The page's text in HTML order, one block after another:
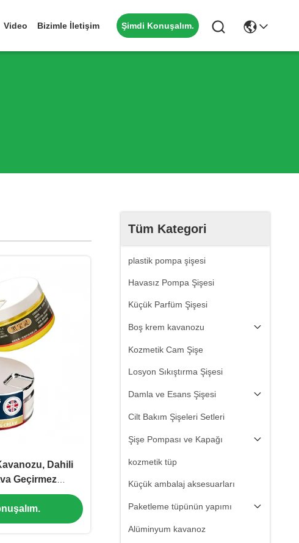
Video Bizimle İletişim Şimdi Konuşalım.
Tüm Kategori
plastik pompa şişesi
Havasız Pompa Şişesi
Küçük Parfüm Şişesi
Boş krem kavanozu
Kozmetik Cam Şişe
Losyon Sıkıştırma Şişesi
Damla ve Esans Şişesi
Cilt Bakım Şişeleri Setleri
Şişe Pompası ve Kapağı
kozmetik tüp
Küçük ambalaj aksesuarları
Paketleme tüpünün yapımı
Alüminyum kavanoz
Dahili
Geçirmez
Hayvan Yağ
Tıbbi Sınıf
Üretilmiştir